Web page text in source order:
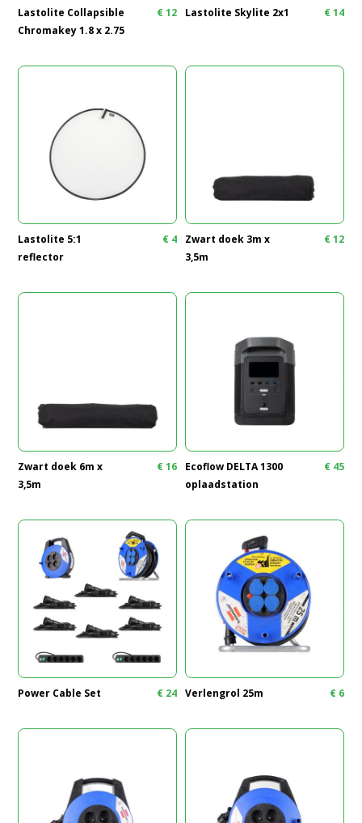
Lastolite Collapsible
Chromakey 1.8 x 2.75
€12 Lastolite Skylite 2x1 €14
Lastolite 5:1
reflector
€ 4
Zwart doek 3m x
3,5m
€12
Zwart doek 6m x
3,5m
€16
Ecoflow DELTA 1300
oplaadstation
€45
Power Cable Set € 24 Verlengrol 25m €6